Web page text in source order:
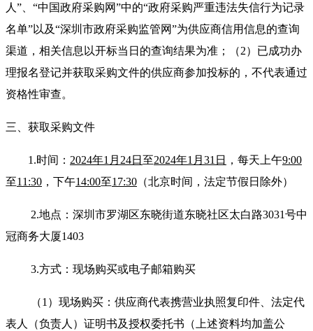
人”、“中国政府采购网”中的“政府采购严重违法失信行为记录
名单”以及“深圳市政府采购监管网”为供应商信用信息的查询
渠道，相关信息以开标当日的查询结果为准；（2）已成功办
理报名登记并获取采购文件的供应商参加投标的，不代表通过
资格性审查。
三、获取采购文件
1.时间： 2024年1月24日 至2024年1月31日 ，每天上午9:00
至11:30 ，下午14:00至17:30 （北京时间，法定节假日除外）
2.地点：深圳市罗湖区东晓街道东晓社区太白路3031号中
冠商务大厦1403
3.方式：现场购买或电子邮箱购买
（1）现场购买：供应商代表携营业执照复印件、法定代
表人（负责人）证明书及授权委托书（上述资料均加盖公